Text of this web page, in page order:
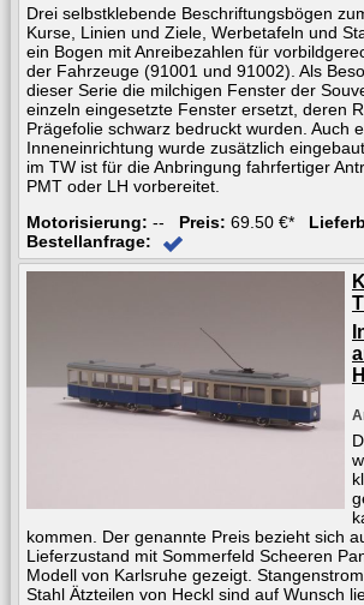
Drei selbstklebende Beschriftungsbögen
Kurse, Linien und Ziele, Werbetafeln und
ein Bogen mit Anreibezahlen für
der Fahrzeuge (91001 und 91002). Als
dieser Serie die milchigen Fenster der
einzeln eingesetzte Fenster ersetzt, deren
Prägefolie schwarz bedruckt wurden. Auch
Inneneinrichtung wurde zusätzlich
im TW ist für die Anbringung fahrfertiger
PMT oder LH vorbereitet.
Motorisierung: -- Preis: 69.50 €*
Bestellanfrage:
kommen. Der genannte Preis bezieht sich
Lieferzustand mit Sommerfeld Scheeren
Modell von Karlsruhe gezeigt.
Stahl Ätzteilen von Heckl sind auf Wunsch